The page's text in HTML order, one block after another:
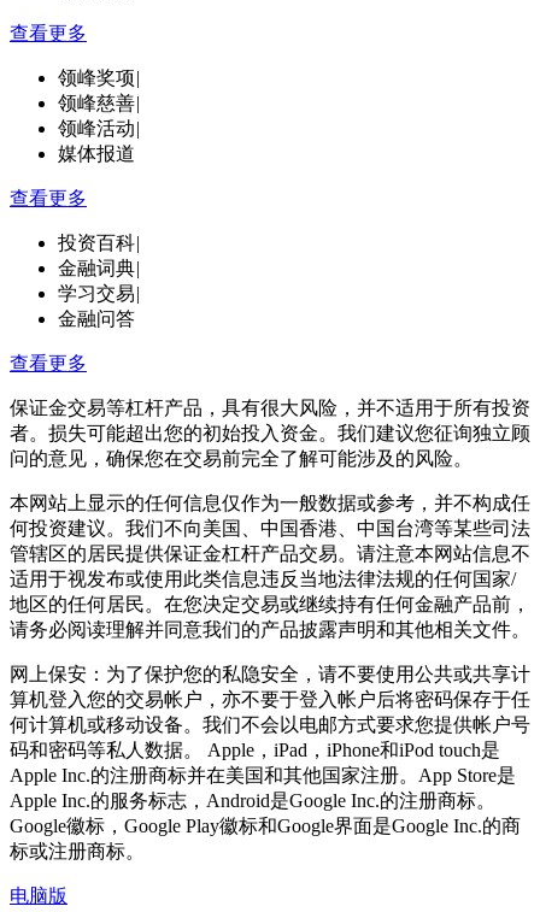
查看更多
领峰奖项|
领峰慈善|
领峰活动|
媒体报道
查看更多
投资百科|
金融词典|
学习交易|
金融问答
查看更多
保证金交易等杠杆产品，具有很大风险，并不适用于所有投资
者。损失可能超出您的初始投入资金。我们建议您征询独立顾
问的意见，确保您在交易前完全了解可能涉及的风险。
本网站上显示的任何信息仅作为一般数据或参考，并不构成任
何投资建议。我们不向美国、中国香港、中国台湾等某些司法
管辖区的居民提供保证金杠杆产品交易。请注意本网站信息不
适用于视发布或使用此类信息违反当地法律法规的任何国家/
地区的任何居民。在您决定交易或继续持有任何金融产品前，
请务必阅读理解并同意我们的产品披露声明和其他相关文件。
网上保安：为了保护您的私隐安全，请不要使用公共或共享计
算机登入您的交易帐户，亦不要于登入帐户后将密码保存于任
何计算机或移动设备。我们不会以电邮方式要求您提供帐户号
码和密码等私人数据。 Apple，iPad，iPhone和iPod touch是
Apple Inc.的注册商标并在美国和其他国家注册。App Store是
Apple Inc.的服务标志，Android是Google Inc.的注册商标。
Google徽标，Google Play徽标和Google界面是Google Inc.的商
标或注册商标。
电脑版